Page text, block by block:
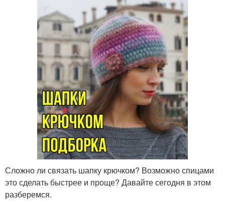
Сложно ли связать шапку крючком? Возможно спицами
это сделать быстрее и проще? Давайте сегодня в этом
разберемся.